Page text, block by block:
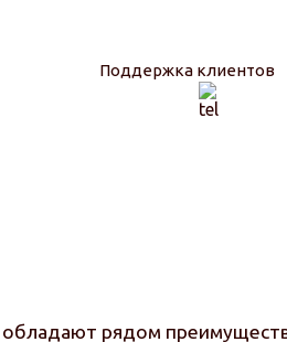
Поддержка клиентов
обладают рядом